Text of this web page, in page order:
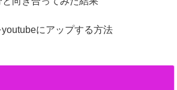
にアップする方法